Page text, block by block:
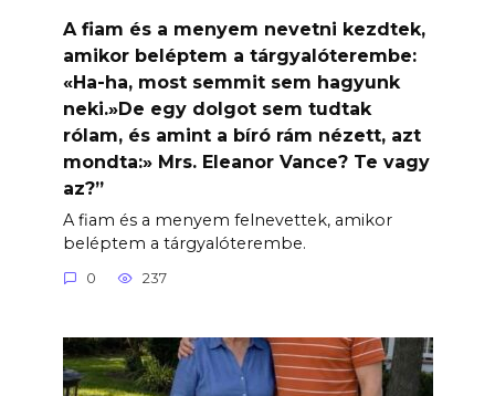
A fiam és a menyem nevetni kezdtek,
amikor beléptem a tárgyalóterembe:
«Ha-ha, most semmit sem hagyunk
neki.»De egy dolgot sem tudtak
rólam, és amint a bíró rám nézett, azt
mondta:» Mrs. Eleanor Vance? Te vagy
az?”
A fiam és a menyem felnevettek, amikor
beléptem a tárgyalóterembe.
0 237